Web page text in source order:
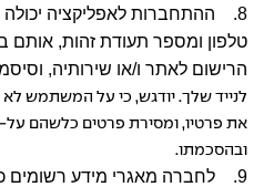
8. ההתחברות לאפליקציה
טלפון ומספר תעודת זהות,
הרישום לאתר ו/או שירותיה,
לנייד שלך. יודגש, כי על המשתמש
את פרטיו, ומסירת פרטים כלשהם
ובהסכמתו.
9. לחברה מאגרי מידע רשומים